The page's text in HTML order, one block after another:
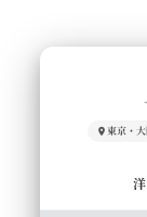
東京・